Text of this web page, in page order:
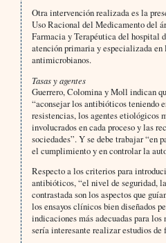
Otra intervención realizada es la
Uso Racional del Medicamento del
Farmacia y Terapéutica del hospital
atención primaria y especiali­zada
antimicrobianos.
Tasas y agentes
Guerrero, Colomina y Moll indican
“aconsejar los antibióticos teniendo
resistencias, los agentes etiológicos
involucrados en cada proceso y las
sociedades”. Y se debe trabajar “en
el cumplimiento y en contro­lar la
Respecto a los criterios para
antibióticos, “el nivel de seguridad,
contrastada son los aspectos que
los ensayos clínicos bien dise­ñados
indicaciones más adecuadas para
sería interesante realizar estudios de